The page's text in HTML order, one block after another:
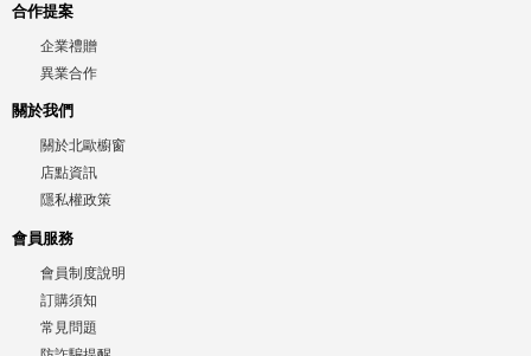
合作提案
企業禮贈
異業合作
關於我們
關於北歐櫥窗
店點資訊
隱私權政策
會員服務
會員制度說明
訂購須知
常見問題